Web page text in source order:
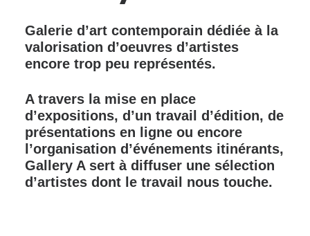
Galerie d’art contemporain dédiée à la
valorisation d’oeuvres d’artistes
encore trop peu représentés.
A travers la mise en place
d’expositions, d’un travail d’édition, de
présentations en ligne ou encore
l’organisation d’événements itinérants,
Gallery A sert à diffuser une sélection
d’artistes dont le travail nous touche.